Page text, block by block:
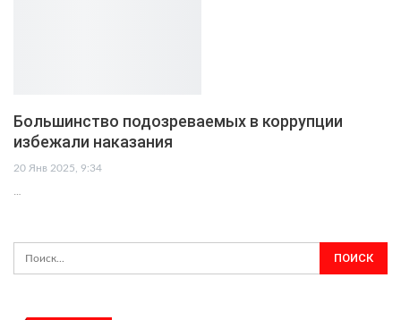
Большинство подозреваемых в коррупции
избежали наказания
20 Янв 2025, 9:34